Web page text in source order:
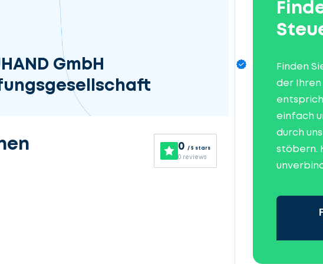
GmbH
0 / 5 stars
0 reviews
Finden
der Ihren
einfach
durch
stöbern.